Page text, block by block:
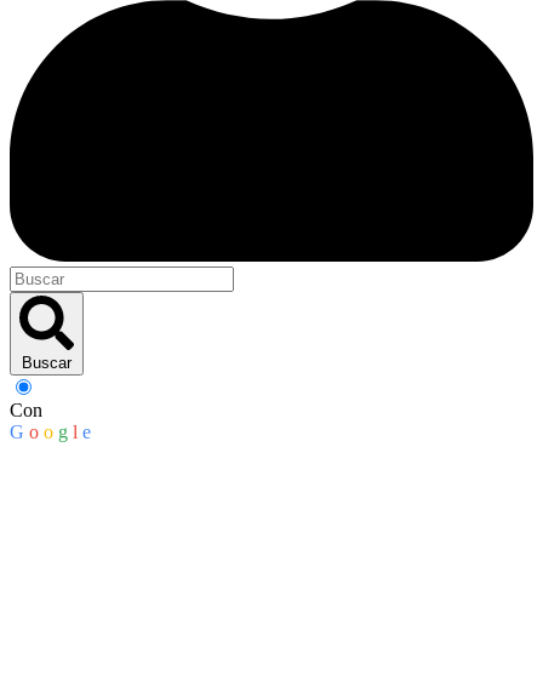
Buscar
Con
G o o g l e